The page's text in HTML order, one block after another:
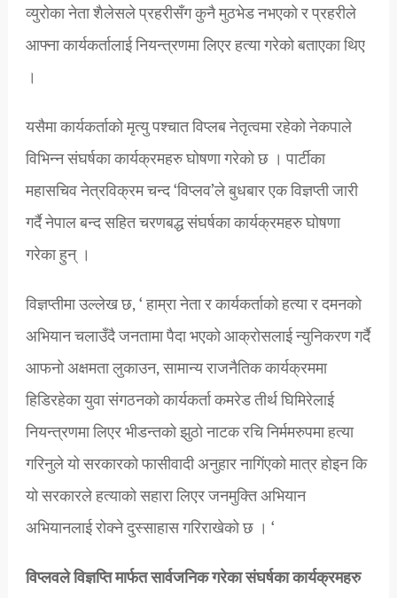
व्युरोका नेता शैलेसले प्रहरीसँग कुनै मुठभेड नभएको र प्रहरीले
आफ्ना कार्यकर्तालाई नियन्त्रणमा लिएर हत्या गरेको बताएका थिए
।
यसैमा कार्यकर्ताको मृत्यु पश्चात विप्लब नेतृत्वमा रहेको नेकपाले
विभिन्न संघर्षका कार्यक्रमहरु घोषणा गरेको छ । पार्टीका
महासचिव नेत्रविक्रम चन्द ‘विप्लव’ले बुधबार एक विज्ञप्ती जारी
गर्दै नेपाल बन्द सहित चरणबद्ध संघर्षका कार्यक्रमहरु घोषणा
गरेका हुन् ।
विज्ञप्तीमा उल्लेख छ, ‘ हाम्रा नेता र कार्यकर्ताको हत्या र दमनको
अभियान चलाउँदै जनतामा पैदा भएको आक्रोसलाई न्युनिकरण गर्दै
आफनो अक्षमता लुकाउन, सामान्य राजनैतिक कार्यक्रममा
हिडिरहेका युवा संगठनको कार्यकर्ता कमरेड तीर्थ घिमिरेलाई
नियन्त्रणमा लिएर भीडन्तको झुठो नाटक रचि निर्ममरुपमा हत्या
गरिनुले यो सरकारको फासीवादी अनुहार नागिंएको मात्र होइन कि
यो सरकारले हत्याको सहारा लिएर जनमुक्ति अभियान
अभियानलाई रोक्ने दुस्साहास गरिराखेको छ । ‘
विप्लवले विज्ञप्ति मार्फत सार्वजनिक गरेका संघर्षका कार्यक्रमहरु